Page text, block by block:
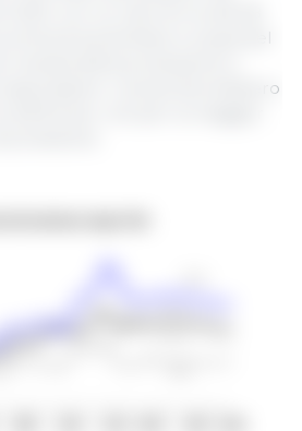
con un calo di circa $ 48
di aumentare a causa del
della produzione e
I prezzi dovrebbero
$ 50 per cwt per la maggior